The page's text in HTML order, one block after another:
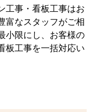
工事・看板工事はお
富なスタッフがご相
小限にし、お客様の
板工事を一括対応い